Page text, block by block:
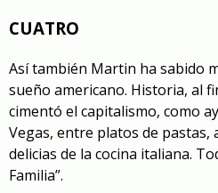
CUATRO
Así también Martin ha sabido
sueño americano. Historia, al
cimentó el capitalismo, como
Vegas, entre platos de pastas,
delicias de la cocina italiana.
Familia”.